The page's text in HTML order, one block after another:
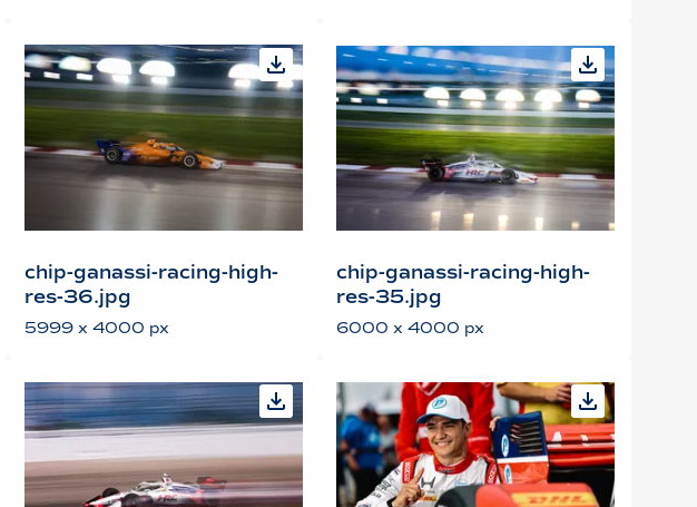
chip-ganassi-racing-high-
res-36.jpg
5999 x 4000 px
chip-ganassi-racing-high-
res-35.jpg
6000 x 4000 px